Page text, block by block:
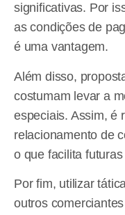
significativas. Por
as condições de
é uma vantagem.
Além disso,
costumam levar a
especiais. Assim, é
relacionamento de
o que facilita
Por fim, utilizar
outros